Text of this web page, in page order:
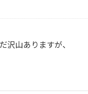
沢山ありますが、